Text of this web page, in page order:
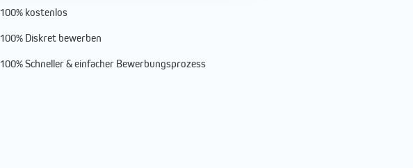
100% kostenlos
100% Diskret bewerben
100% Schneller & einfacher Bewerbungsprozess